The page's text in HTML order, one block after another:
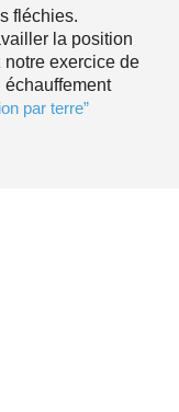
fléchies.
la position
exercice de
par terre”